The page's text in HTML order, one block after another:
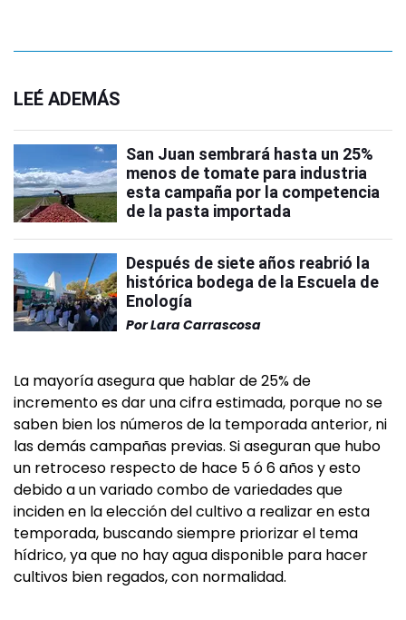
LEÉ ADEMÁS
San Juan sembrará hasta un 25%
menos de tomate para industria
esta campaña por la competencia
de la pasta importada
Después de siete años reabrió la
histórica bodega de la Escuela de
Enología
PorLara Carrascosa
La mayoría asegura que hablar de 25% de
incremento es dar una cifra estimada, porque no se
saben bien los números de la temporada anterior, ni
las demás campañas previas. Si aseguran que hubo
un retroceso respecto de hace 5 ó 6 años y esto
debido a un variado combo de variedades que
inciden en la elección del cultivo a realizar en esta
temporada, buscando siempre priorizar el tema
hídrico, ya que no hay agua disponible para hacer
cultivos bien regados, con normalidad.